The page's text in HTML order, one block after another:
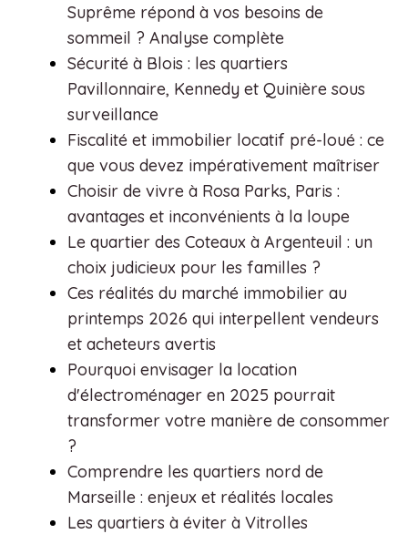
Suprême répond à vos besoins de
sommeil ? Analyse complète
Sécurité à Blois : les quartiers
Pavillonnaire, Kennedy et Quinière sous
surveillance
Fiscalité et immobilier locatif pré-loué : ce
que vous devez impérativement maîtriser
Choisir de vivre à Rosa Parks, Paris :
avantages et inconvénients à la loupe
Le quartier des Coteaux à Argenteuil : un
choix judicieux pour les familles ?
Ces réalités du marché immobilier au
printemps 2026 qui interpellent vendeurs
et acheteurs avertis
Pourquoi envisager la location
d'électroménager en 2025 pourrait
transformer votre manière de consommer
?
Comprendre les quartiers nord de
Marseille : enjeux et réalités locales
Les quartiers à éviter à Vitrolles